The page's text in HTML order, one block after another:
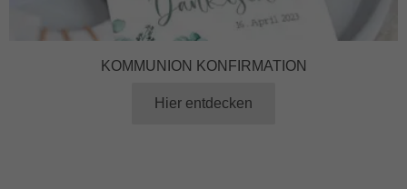
KOMMUNION KONFIRMATION
Hier entdecken